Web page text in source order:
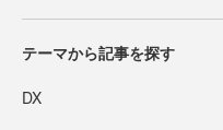
テーマから記事を探す
DX